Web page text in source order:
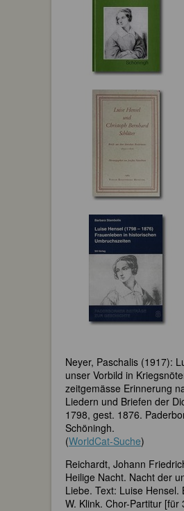
Neyer, Paschalis (1917):
unser Vorbild in
zeitgemässe Erinnerung
Liedern und Briefen der
1798, gest. 1876.
Schöningh.
(WorldCat-Suche)
Reichardt, Johann
Heilige Nacht. Nacht der
Liebe. Text: Luise Hensel.
W. Klink. Chor-Partitur [für